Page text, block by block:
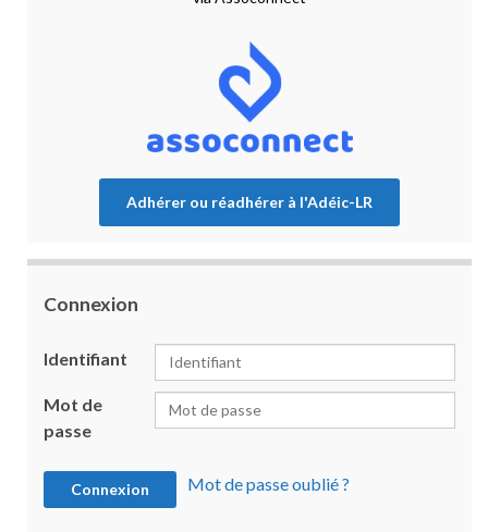
Adhérer ou réadhérer à l'Adéic-LR
Connexion
Identifiant
Mot de
passe
Mot de passe oublié ?